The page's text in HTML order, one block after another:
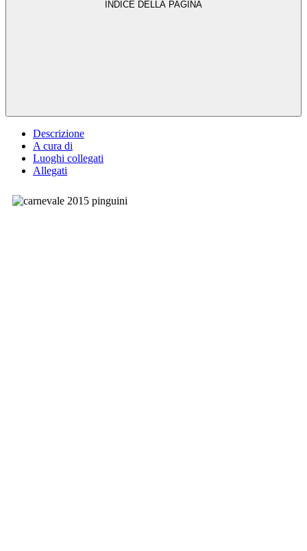
Descrizione
A cura di
Luoghi collegati
Allegati